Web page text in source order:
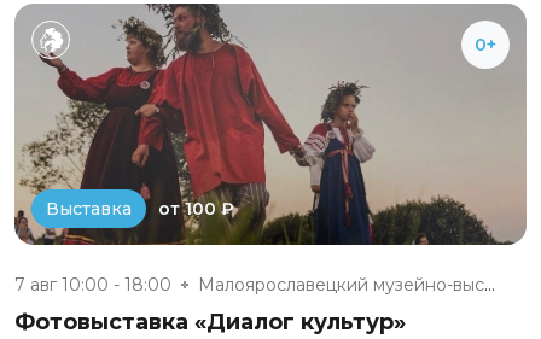
0+
Выставка от 100 ₽
7 авг 10:00 - 18:00 Малоярославецкий музейно-выста...
Фотовыставка «Диалог культур»